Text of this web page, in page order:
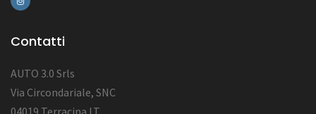
Contatti
AUTO 3.0 Srls
Via Circondariale, SNC
04019 Terracina LT